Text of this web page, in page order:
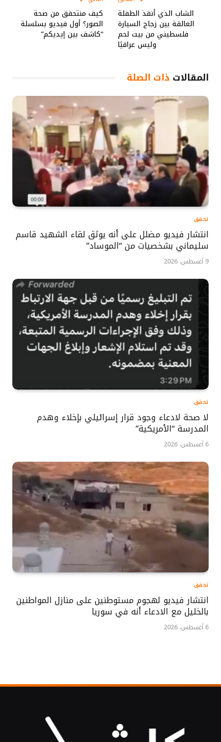
الشاب الذي أنقذ الطفلة
العالقة بين زجاج السيارة
فلسطيني من بيت لحم
وليس عراقيًا
كيف منتحقق من صحة
الصور؟ أول فيديو بسلسلة
“كاشف بين إيديكم”
المقالات ذات الصلة
تحقق
انتشار فيديو مضلل على أنه يوثق لقاء الشهيد قاسم
سليماني بشخصيات من “الموساد”
9 أغسطس، 2026
تحقق
لا صحة لادعاء وجود قرار إسرائيلي بإخلاء وهدم
المدرسة “الأمريكية”
6 أغسطس، 2026
تحقق
انتشار فيديو لهجوم مستوطنين على منازل المواطنين
بالخليل مع الادعاء أنه في سوريا
6 أغسطس، 2026